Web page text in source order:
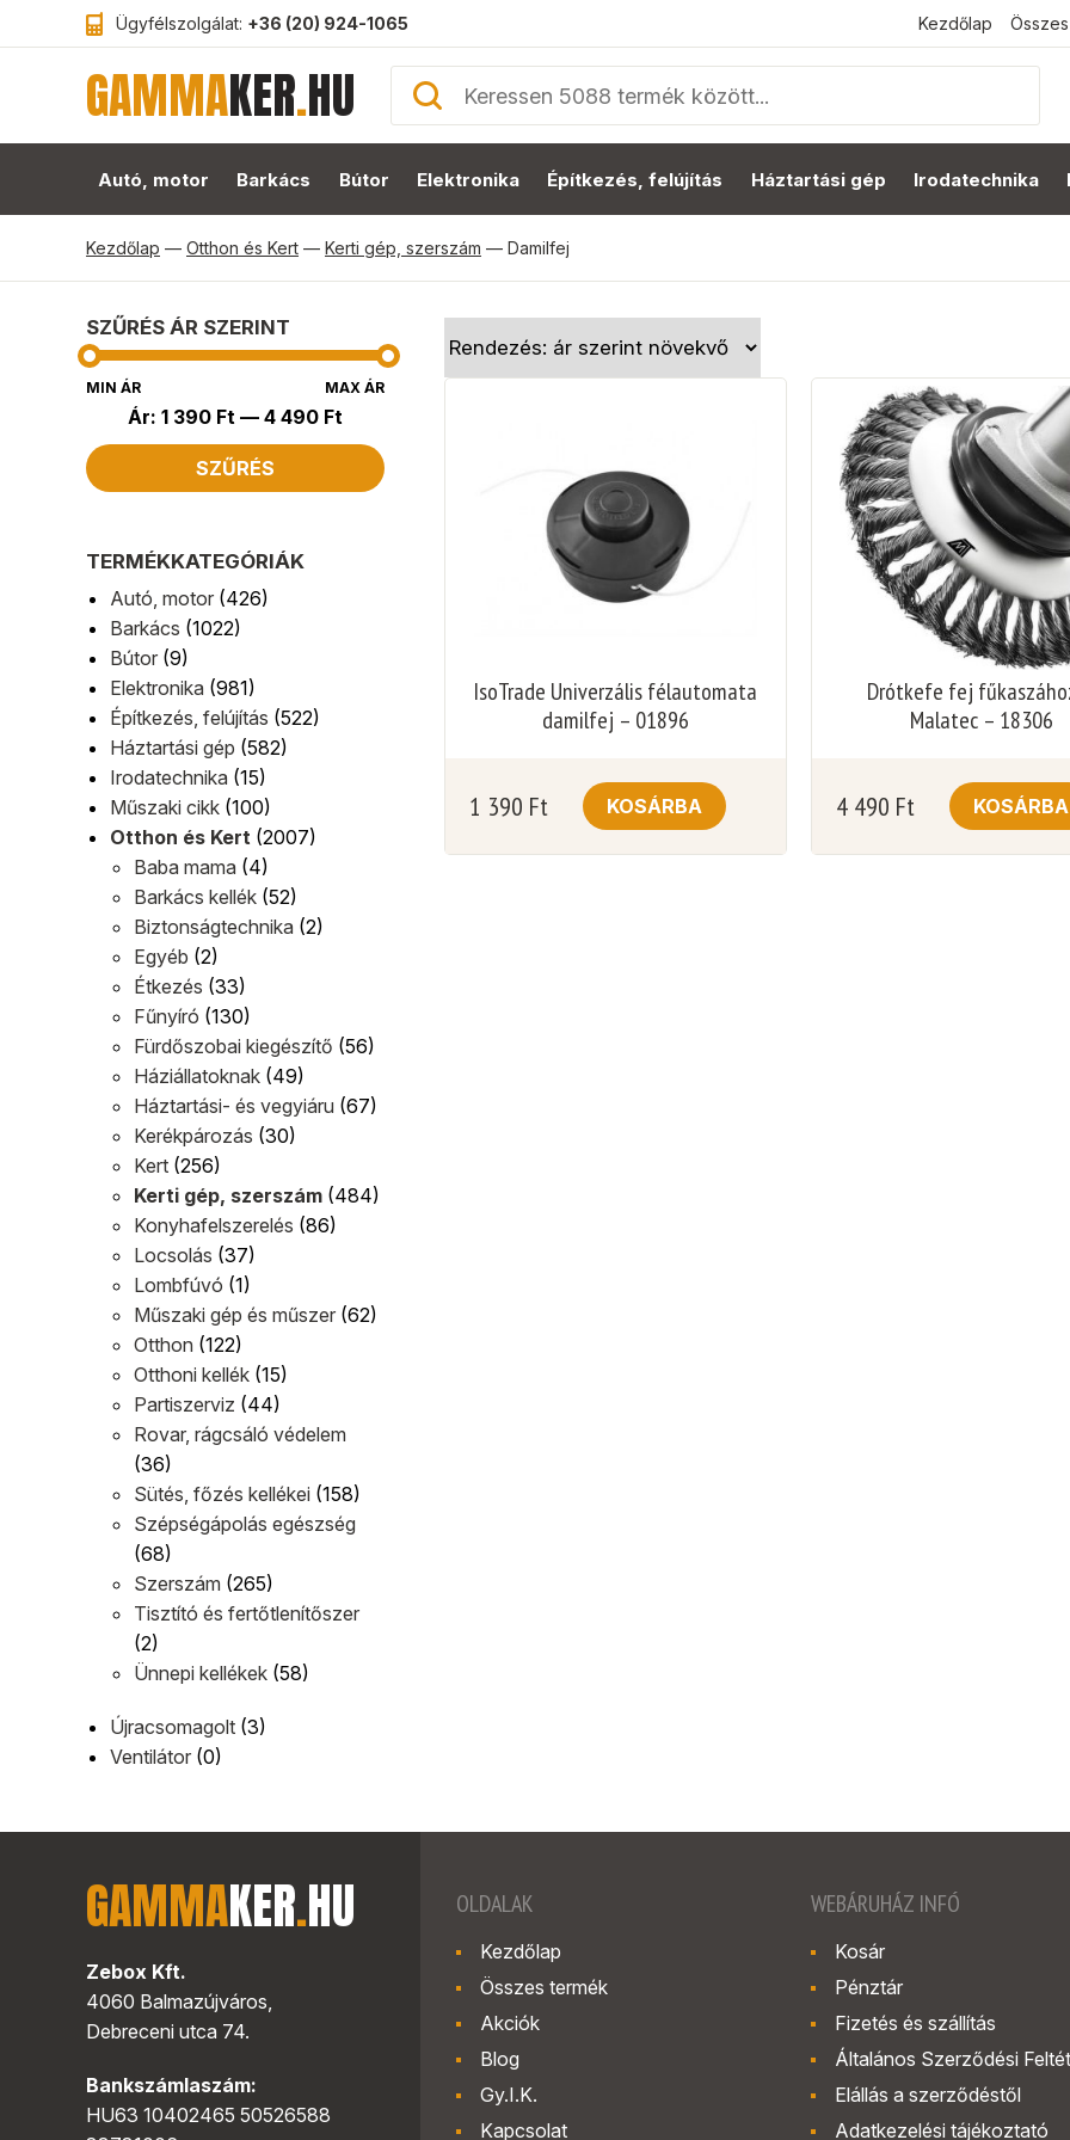
Ügyfélszolgálat: +36 (20) 924-1065 Kezdőlap
GAMMAKER.HU
Autó, motor Barkács Bútor Elektronika Építkezés, felújítás Háztartási gép Irodatechnika
Kezdőlap — Otthon és Kert — Kerti gép, szerszám — Damilfej
SZŰRÉS ÁR SZERINT
MIN ÁR MAX ÁR
SZŰRÉS
Ár: 1 390 Ft — 4 490 Ft
TERMÉKKATEGÓRIÁK
Autó, motor (426)
Barkács (1022)
Bútor (9)
Elektronika (981)
Építkezés, felújítás (522)
Háztartási gép (582)
Irodatechnika (15)
Műszaki cikk (100)
Otthon és Kert (2007)
Baba mama (4)
Barkács kellék (52)
Biztonságtechnika (2)
Egyéb (2)
Étkezés (33)
Fűnyíró (130)
Fürdőszobai kiegészítő (56)
Háziállatoknak (49)
Háztartási- és vegyiáru (67)
Kerékpározás (30)
Kert (256)
Kerti gép, szerszám (484)
Konyhafelszerelés (86)
Locsolás (37)
Lombfúvó (1)
Műszaki gép és műszer (62)
Otthon (122)
Otthoni kellék (15)
Partiszerviz (44)
Rovar, rágcsáló védelem
(36)
Sütés, főzés kellékei (158)
Szépségápolás egészség
(68)
Szerszám (265)
Tisztító és fertőtlenítőszer
(2)
Ünnepi kellékek (58)
Újracsomagolt (3)
Ventilátor (0)
IsoTrade Univerzális félautomata
damilfej – 01896
1 390 Ft KOSÁRBA
Drótkefe fej
Malatec – 18306
4 490 Ft KOSÁRBA
GAMMAKER.HU
Zebox Kft.
4060 Balmazújváros,
Debreceni utca 74.
Bankszámlaszám:
HU63 10402465 50526588
OLDALAK
Kezdőlap
Összes termék
Akciók
Blog
Gy.I.K.
Kapcsolat
WEBÁRUHÁZ INFÓ
Kosár
Pénztár
Fizetés és szállítás
Általános Szerződési
Elállás a szerződéstől
Adatkezelési tájékoztató